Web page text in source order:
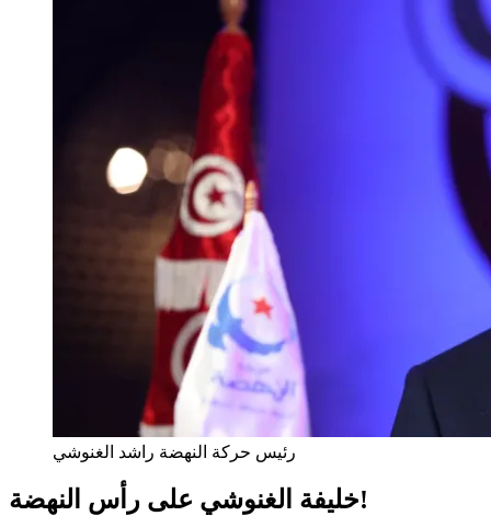
رئيس حركة النهضة راشد الغنوشي
خليفة الغنوشي على رأس النهضة!